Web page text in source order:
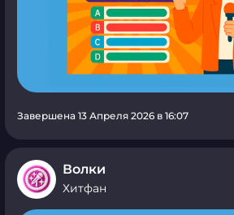
Завершена 13 Апреля 2026 в 16:07
Волки
Хитфан